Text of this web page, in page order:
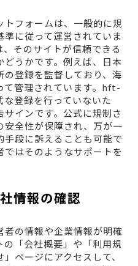
フォームは、一般的に規
に従って運営されていま
そのサイトが信頼できる
うかです。例えば、日本
登録を監督しており、海
て管理されています。hft-
登録を行っていないた
インです。公式に規制さ
全性が保障され、万が一
段に訴えることも可能で
はそのようなサポートを
情報の確認
の情報や企業情報が明確
「会社概要」や「利用規
ページにアクセスして、